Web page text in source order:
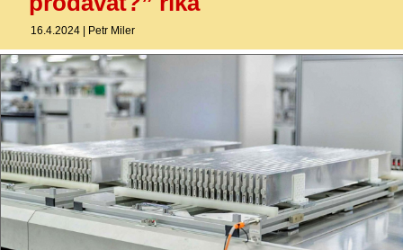
- Ostatní
Diskuzní fórum
Sledujte nás!
16.4.2024 | Petr Miler